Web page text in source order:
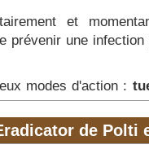
et
une
modes d'action :
de Polti